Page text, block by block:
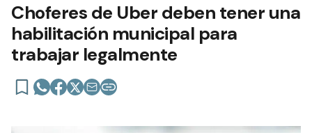
Choferes de Uber deben tener una
habilitación municipal para
trabajar legalmente